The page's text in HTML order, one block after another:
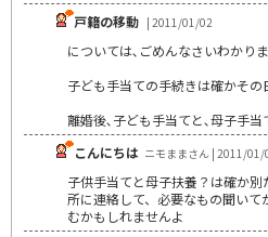
戸籍の移動 | 2011/01/02
については､ごめんなさいわかり
子ども手当ての手続きは確かその
離婚後､子ども手当てと､母子手当
こんにちは ニモままさん | 2011/01/
子供手当てと母子扶養？は確か
所に連絡して、必要なもの聞い
むかもしれませんよ